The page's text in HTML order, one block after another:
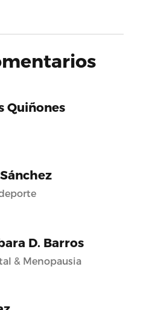
Quiñones
D. Barros
& Menopausia